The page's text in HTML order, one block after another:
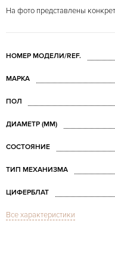
На фото представлены
НОМЕР МОДЕЛИ/REF.
МАРКА
ПОЛ
ДИАМЕТР (MM)
СОСТОЯНИЕ
ТИП МЕХАНИЗМА
ЦИФЕРБЛАТ
СТЕКЛО
Все характеристики